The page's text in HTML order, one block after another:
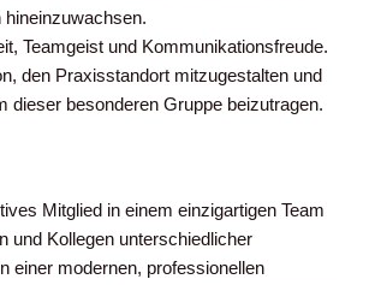
hineinzuwachsen.
Teamgeist und Kommunikationsfreude.
den Praxisstandort mitzugestalten und
dieser besonderen Gruppe beizutragen.
Mitglied in einem einzigartigen Team
und Kollegen unterschiedlicher
einer modernen, professionellen